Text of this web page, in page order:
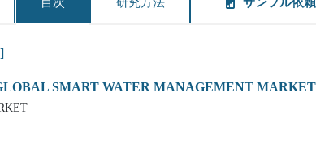
SMART WATER MANAGEMENT MARKET